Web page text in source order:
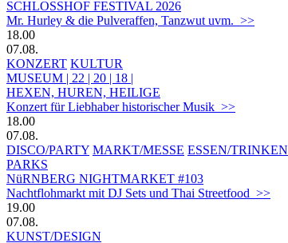
SCHLOSSHOF FESTIVAL 2026
Mr. Hurley & die Pulveraffen, Tanzwut uvm. >>
18.00
07.08.
KONZERT KULTUR
MUSEUM | 22 | 20 | 18 |
HEXEN, HUREN, HEILIGE
Konzert für Liebhaber historischer Musik >>
18.00
07.08.
DISCO/PARTY MARKT/MESSE ESSEN/TRINKEN
PARKS
NüRNBERG NIGHTMARKET #103
Nachtflohmarkt mit DJ Sets und Thai Streetfood >>
19.00
07.08.
KUNST/DESIGN